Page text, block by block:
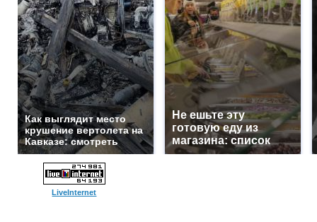
Как выглядит место
крушение вертолета на
Кавказе: смотреть
Не ешьте эту
готовую еду из
магазина: список
LiveInternet